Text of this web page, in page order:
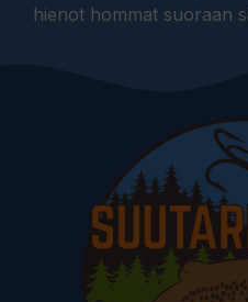
hienot hommat suoraan